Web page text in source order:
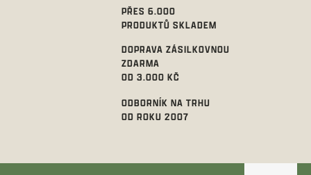
PŘES 6.000
PRODUKTŮ SKLADEM
DOPRAVA ZÁSILKOVNOU
ZDARMA
OD 3.000 KČ
ODBORNÍK NA TRHU
OD ROKU 2007